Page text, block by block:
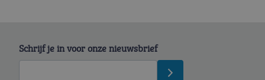
Schrijf je in voor onze nieuwsbrief